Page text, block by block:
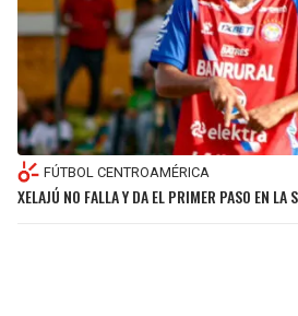
FÚTBOL CENTROAMÉRICA
XELAJÚ NO FALLA Y DA EL PRIMER PASO EN LA